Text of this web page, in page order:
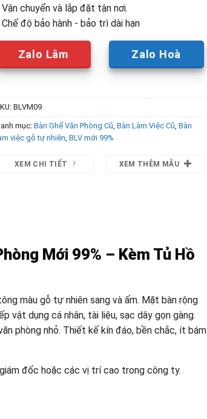
Vận chuyển và lắp đặt tận nơi.
Chế độ bảo hành - bảo trì dài hạn
Zalo Lâm Zalo Hoà
BLVM09
mục:Bàn Ghế Văn Phòng Cũ Bàn Làm Việc Cũ Bàn
việc gỗ tự nhiên BLV mới 99%
XEM CHI TIẾT XEM THÊM MẪU
Mới 99% – Kèm Tủ Hồ
màu gỗ tự nhiên sang và ấm. Mặt bàn rộng
vật dụng cá nhân, tài liệu, sạc dây gọn gàng.
phòng nhỏ. Thiết kế kín đáo, bền chắc, ít bám
đốc hoặc các vị trí cao trong công ty.